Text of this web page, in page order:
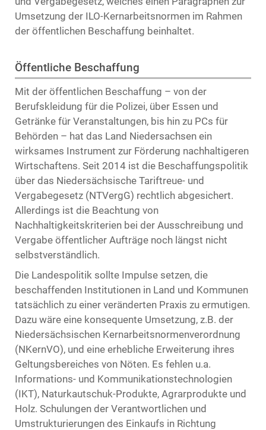
Umsetzung der ILO-Kernarbeitsnormen im Rahmen
der öffentlichen Beschaffung beinhaltet.
Öffentliche Beschaffung
Mit der öffentlichen Beschaffung – von der
Berufskleidung für die Polizei, über Essen und
Getränke für Veranstaltungen, bis hin zu PCs für
Behörden – hat das Land Niedersachsen ein
wirksames Instrument zur Förderung nachhaltigeren
Wirtschaftens. Seit 2014 ist die Beschaffungspolitik
über das Niedersächsische Tariftreue- und
Vergabegesetz (NTVergG) rechtlich abgesichert.
Allerdings ist die Beachtung von
Nachhaltigkeitskriterien bei der Ausschreibung und
Vergabe öffentlicher Aufträge noch längst nicht
selbstverständlich.
Die Landespolitik sollte Impulse setzen, die
beschaffenden Institutionen in Land und Kommunen
tatsächlich zu einer veränderten Praxis zu ermutigen.
Dazu wäre eine konsequente Umsetzung, z.B. der
Niedersächsischen Kernarbeitsnormenverordnung
(NKernVO), und eine erhebliche Erweiterung ihres
Geltungsbereiches von Nöten. Es fehlen u.a.
Informations- und Kommunikationstechnologien
(IKT), Naturkautschuk-Produkte, Agrarprodukte und
Holz. Schulungen der Verantwortlichen und
Umstrukturierungen des Einkaufs in Richtung